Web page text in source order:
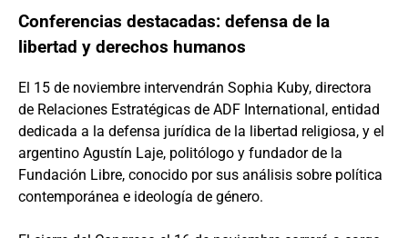
Conferencias destacadas: defensa de la
libertad y derechos humanos
El 15 de noviembre intervendrán Sophia Kuby, directora
de Relaciones Estratégicas de ADF International, entidad
dedicada a la defensa jurídica de la libertad religiosa, y el
argentino Agustín Laje, politólogo y fundador de la
Fundación Libre, conocido por sus análisis sobre política
contemporánea e ideología de género.